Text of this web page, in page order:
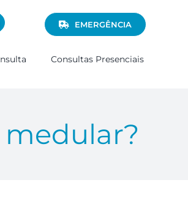
EMERGÊNCIA
Consultas Presenciais